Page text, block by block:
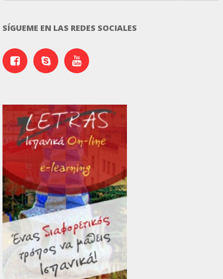
SÍGUEME EN LAS REDES SOCIALES